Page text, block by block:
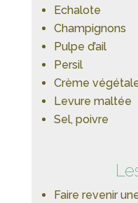
Echalote
Champignons
Pulpe d’ail
Persil
Crème
Levure maltée
Sel, poivre
Faire revenir